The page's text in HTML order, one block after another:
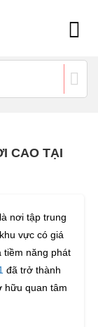
CAO TẠI
nơi tập trung
vực có giá
tiềm năng phát
đã trở thành
hữu quan tâm